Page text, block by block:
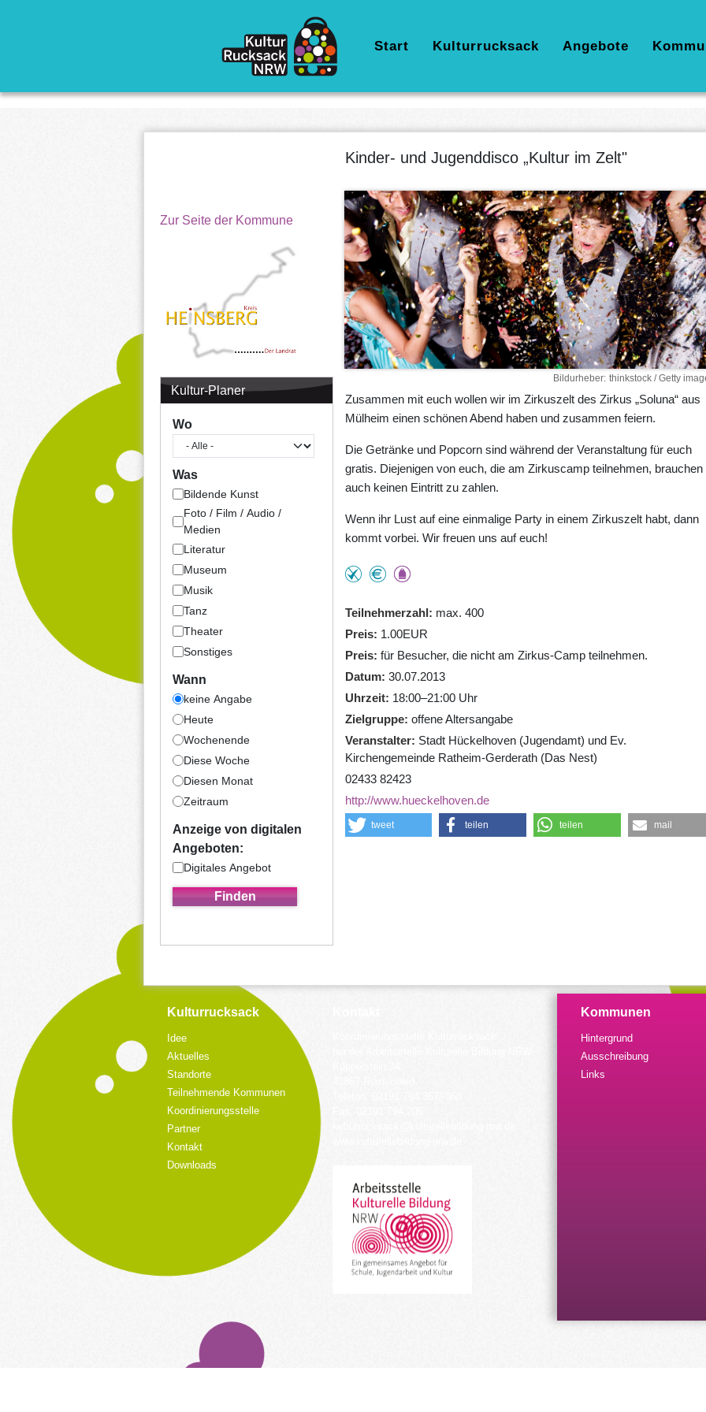
Hauptnavigation
Start Kulturrucksack Angebote
Zur Seite der Kommune
Kultur-Planer
Wo
Was
Bildende Kunst
Foto / Film / Audio /
Medien
Literatur
Museum
Musik
Tanz
Theater
Sonstiges
Wann
keine Angabe
Heute
Wochenende
Diese Woche
Diesen Monat
Zeitraum
Anzeige von digitalen
Angeboten:
Digitales Angebot
Kinder- und Jugenddisco „Kultur im Zelt"
Bildurheber thinkstock / Getty
Zusammen mit euch wollen wir im Zirkuszelt des Zirkus „Soluna“ aus
Mülheim einen schönen Abend haben und zusammen feiern.
Die Getränke und Popcorn sind während der Veranstaltung für euch
gratis. Diejenigen von euch, die am Zirkuscamp teilnehmen, brauchen
auch keinen Eintritt zu zahlen.
Wenn ihr Lust auf eine einmalige Party in einem Zirkuszelt habt, dann
kommt vorbei. Wir freuen uns auf euch!
Teilnehmerzahl
max. 400
Preis
1.00EUR
Preis für Besucher, die nicht am Zirkus-Camp teilnehmen.
Datum 30.07.2013
Uhrzeit
18:00–21:00 Uhr
Zielgruppe offene Altersangabe
Veranstalter
Stadt Hückelhoven (Jugendamt) und Ev.
Kirchengemeinde Ratheim-Gerderath (Das Nest)
02433 82423
http://www.hueckelhoven.de
tweet teilen teilen mail
Kulturrucksack
Idee
Aktuelles
Standorte
Teilnehmende Kommunen
Koordinierungsstelle
Partner
Kontakt
Downloads
Kommunen
Hintergrund
Ausschreibung
Links